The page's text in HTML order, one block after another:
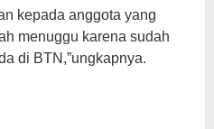
kepada anggota yang
menuggu karena sudah
di BTN,”ungkapnya.